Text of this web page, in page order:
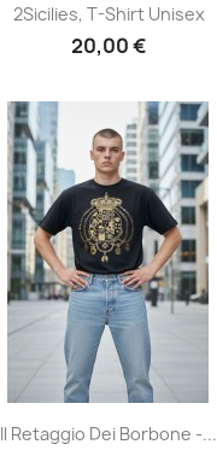
2Sicilies, T-Shirt Unisex
20,00 €
Il Retaggio Dei Borbone -...